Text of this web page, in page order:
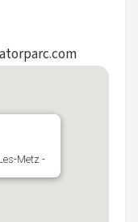
Metz -